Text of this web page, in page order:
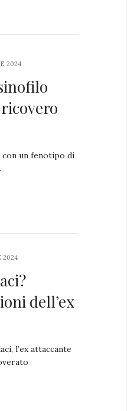
2024
un fenotipo di
2024
dell’ex
l’ex attaccante